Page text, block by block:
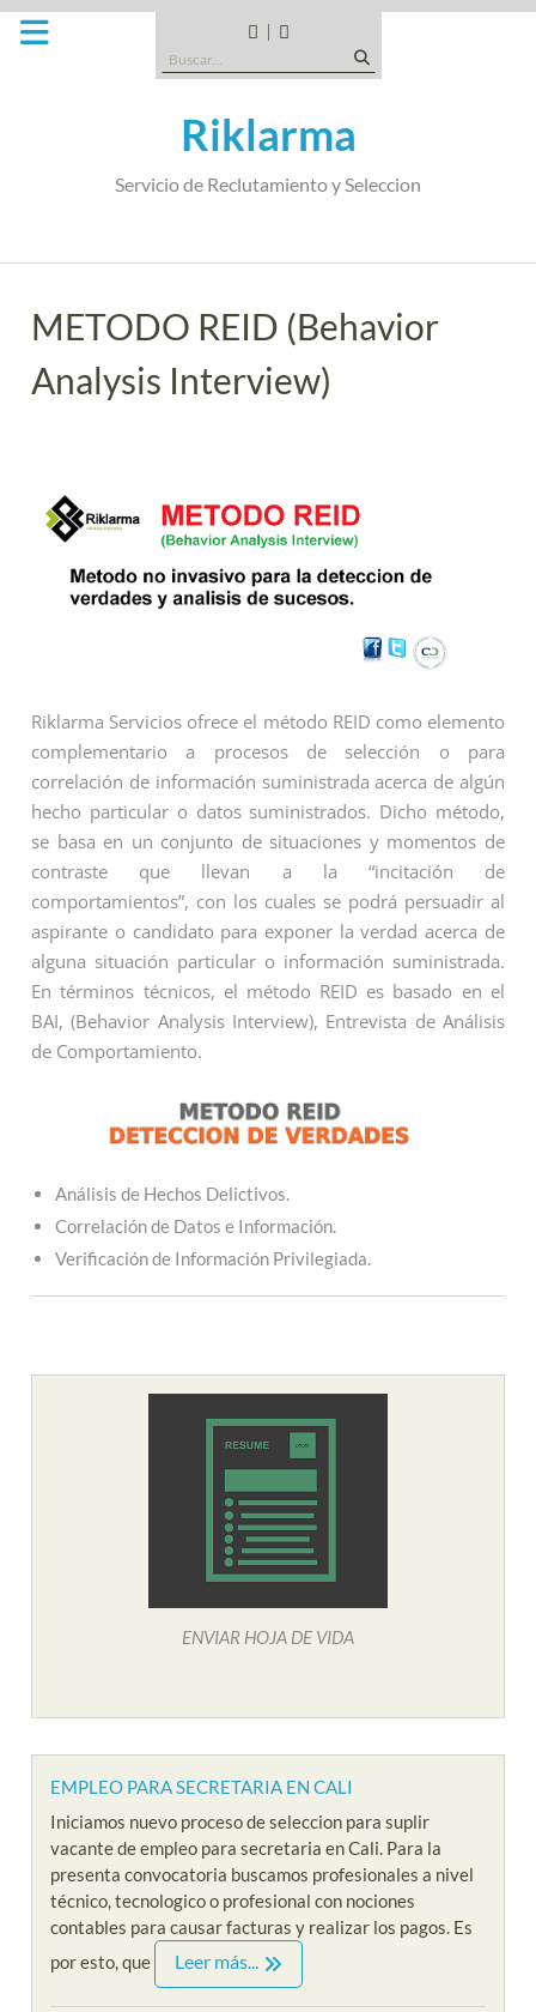
Saltar
CANDIDATOS
TIPO
EMPRESA
SOMOS
Buscar:
Riklarma
Servicio de Reclutamiento y Seleccion
METODO REID (Behavior
Analysis Interview)
Riklarma Servicios ofrece el método REID como elemento
complementario a procesos de selección o para
correlación de información suministrada acerca de algún
hecho particular o datos suministrados. Dicho método,
se basa en un conjunto de situaciones y momentos de
contraste que llevan a la “incitación de
comportamientos”, con los cuales se podrá persuadir al
aspirante o candidato para exponer la verdad acerca de
alguna situación particular o información suministrada.
En términos técnicos, el método REID es basado en el
BAI, (Behavior Analysis Interview), Entrevista de Análisis
de Comportamiento.
Análisis de Hechos Delictivos.
Correlación de Datos e Información.
Verificación de Información Privilegiada.
ENVIAR HOJA DE VIDA
EMPLEO PARA SECRETARIA EN CALI
Iniciamos nuevo proceso de seleccion para suplir
vacante de empleo para secretaria en Cali. Para la
presenta convocatoria buscamos profesionales a nivel
técnico, tecnologico o profesional con nociones
contables para causar facturas y realizar los pagos. Es
por esto, que
Leer más...